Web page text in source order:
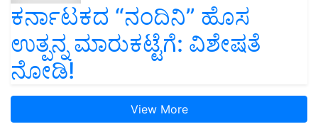
ಕರ್ನಾಟಕದ “ನಂದಿನಿ” ಹೊಸ
ಉತ್ಪನ್ನ ಮಾರುಕಟ್ಟೆಗೆ: ವಿಶೇಷತೆ
ನೋಡಿ!
View More